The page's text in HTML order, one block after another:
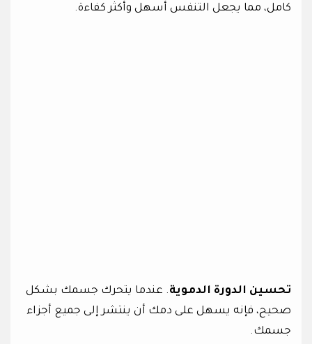
كامل، مما يجعل التنفس أسهل وأكثر كفاءة.
تحسين الدورة الدموية. عندما يتحرك جسمك بشكل
صحيح، فإنه يسهل على دمك أن ينتشر إلى جميع أجزاء
جسمك.